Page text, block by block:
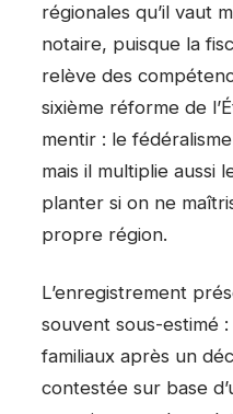
régionales qu’il vaut
notaire, puisque la
relève des
sixième réforme de
mentir : le
mais il multiplie aussi
planter si on ne
propre région.
L’enregistrement
souvent sous-estimé
familiaux après un
contestée sur base